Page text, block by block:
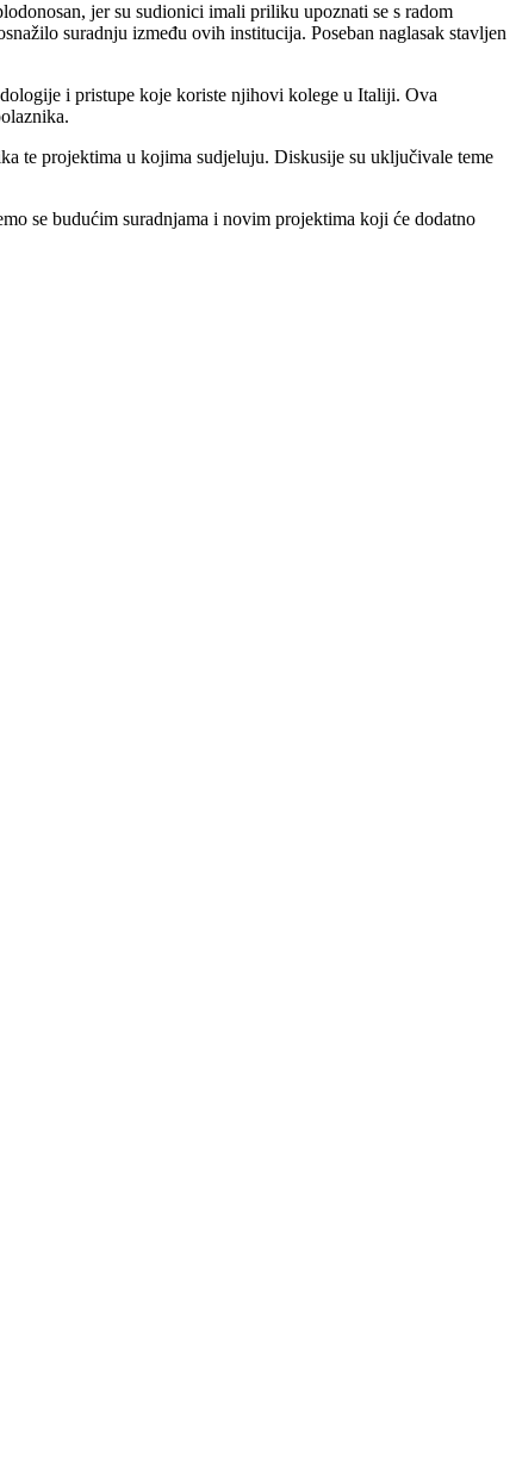
jer su sudionici imali priliku upoznati se s radom
suradnju između ovih institucija. Poseban naglasak stavljen
i pristupe koje koriste njihovi kolege u Italiji. Ova
te projektima u kojima sudjeluju. Diskusije su uključivale teme
se budućim suradnjama i novim projektima koji će dodatno